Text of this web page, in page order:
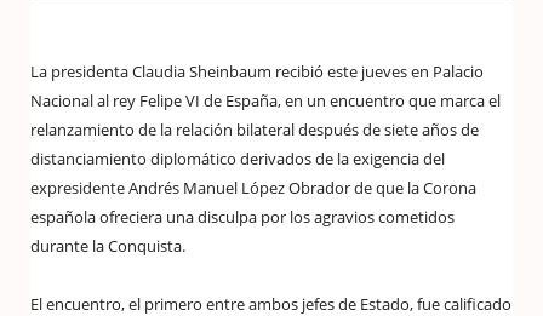
La presidenta Claudia Sheinbaum recibió este jueves en Palacio
Nacional al rey Felipe VI de España, en un encuentro que marca el
relanzamiento de la relación bilateral después de siete años de
distanciamiento diplomático derivados de la exigencia del
expresidente Andrés Manuel López Obrador de que la Corona
española ofreciera una disculpa por los agravios cometidos
durante la Conquista.
El encuentro, el primero entre ambos jefes de Estado, fue calificado